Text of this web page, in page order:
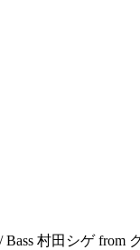
Bass 村田シゲ